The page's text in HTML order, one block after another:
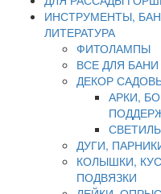
ИНСТРУМЕНТЫ,
ЛИТЕРАТУРА
ФИТОЛАМПЫ
ВСЕ ДЛЯ БАНИ
ДЕКОР
АРКИ,
ДУГИ,
КОЛЫШКИ,
ПОДВЯЗКИ